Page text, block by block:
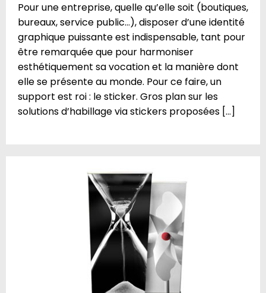
Pour une entreprise, quelle qu’elle soit (boutiques,
bureaux, service public…), disposer d’une identité
graphique puissante est indispensable, tant pour
être remarquée que pour harmoniser
esthétiquement sa vocation et la manière dont
elle se présente au monde. Pour ce faire, un
support est roi : le sticker. Gros plan sur les
solutions d’habillage via stickers proposées […]